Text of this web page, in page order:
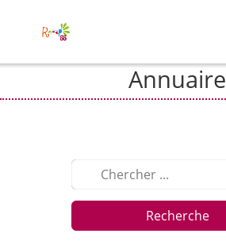
Annuaire
Recherche